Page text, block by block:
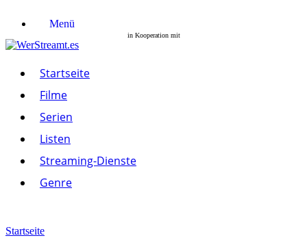
Menü
Startseite
Serien
Streaming-Dienste
Paramount+
Netflix
Startseite
Filme
Serien
Listen
Streaming-Dienste
Genre
Startseite